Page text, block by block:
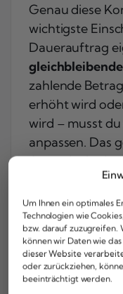
Um Ihnen ein optimales
Technologien wie
bzw. darauf zuzugreifen.
können wir Daten wie
dieser Website
oder zurückziehen,
beeinträchtigt werden.
Genau diese
wichtigste
Dauerauftrag
zahlende
erhöht wird
wird – musst
anpassen. Das
App oder in der
nächsten
sein, damit sie
Typische
Dauerauftrag
regelmäßig